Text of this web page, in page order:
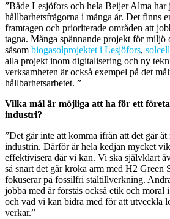
”Både Lesjöfors och hela Beijer Alma har
hållbarhetsfrågorna i många år. Det finns
framtagen och prioriterade områden att
tagna. Många spännande projekt för miljö
såsom biogasolprojektet i Lesjöfors,
alla projekt inom digitalisering och ny
verksamheten är också exempel på det
hållbarhetsarbetet. ”
Vilka mål är möjliga att ha för ett
industri?
”Det går inte att komma ifrån att det går
industrin. Därför är hela kedjan mycket
effektivisera där vi kan. Vi ska självklart
så snart det går kroka arm med H2 Green
fokuserar på fossilfri ståltillverkning.
jobba med är förstås också etik och moral
och vad vi kan bidra med för att utveckla
verkar.”